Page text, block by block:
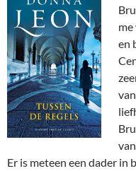
en
Er is meteen een dader in